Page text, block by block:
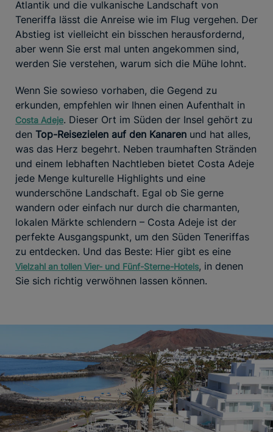
Atlantik und die vulkanische Landschaft von
Teneriffa lässt die Anreise wie im Flug vergehen. Der
Abstieg ist vielleicht ein bisschen herausfordernd,
aber wenn Sie erst mal unten angekommen sind,
werden Sie verstehen, warum sich die Mühe lohnt.
Wenn Sie sowieso vorhaben, die Gegend zu
erkunden, empfehlen wir Ihnen einen Aufenthalt in
Costa Adeje. Dieser Ort im Süden der Insel gehört zu
den Top-Reisezielen auf den Kanaren und hat alles,
was das Herz begehrt. Neben traumhaften Stränden
und einem lebhaften Nachtleben bietet Costa Adeje
jede Menge kulturelle Highlights und eine
wunderschöne Landschaft. Egal ob Sie gerne
wandern oder einfach nur durch die charmanten,
lokalen Märkte schlendern – Costa Adeje ist der
perfekte Ausgangspunkt, um den Süden Teneriffas
zu entdecken. Und das Beste: Hier gibt es eine
Vielzahl an tollen Vier- und Fünf-Sterne-Hotels, in denen
Sie sich richtig verwöhnen lassen können.